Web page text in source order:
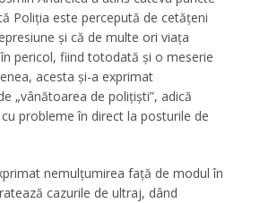
Poliţia este percepută de cetăţeni
şi că de multe ori viaţa
pericol, fiind totodată şi o meserie
acesta şi-a exprimat
„vânătoarea de poliţişti”, adică
probleme în direct la posturile de
nemulţumirea faţă de modul în
cazurile de ultraj, dând